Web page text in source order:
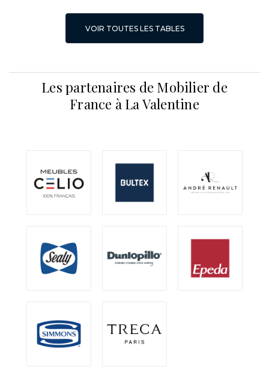
VOIR TOUTES LES TABLES
Les partenaires de Mobilier de
France à La Valentine